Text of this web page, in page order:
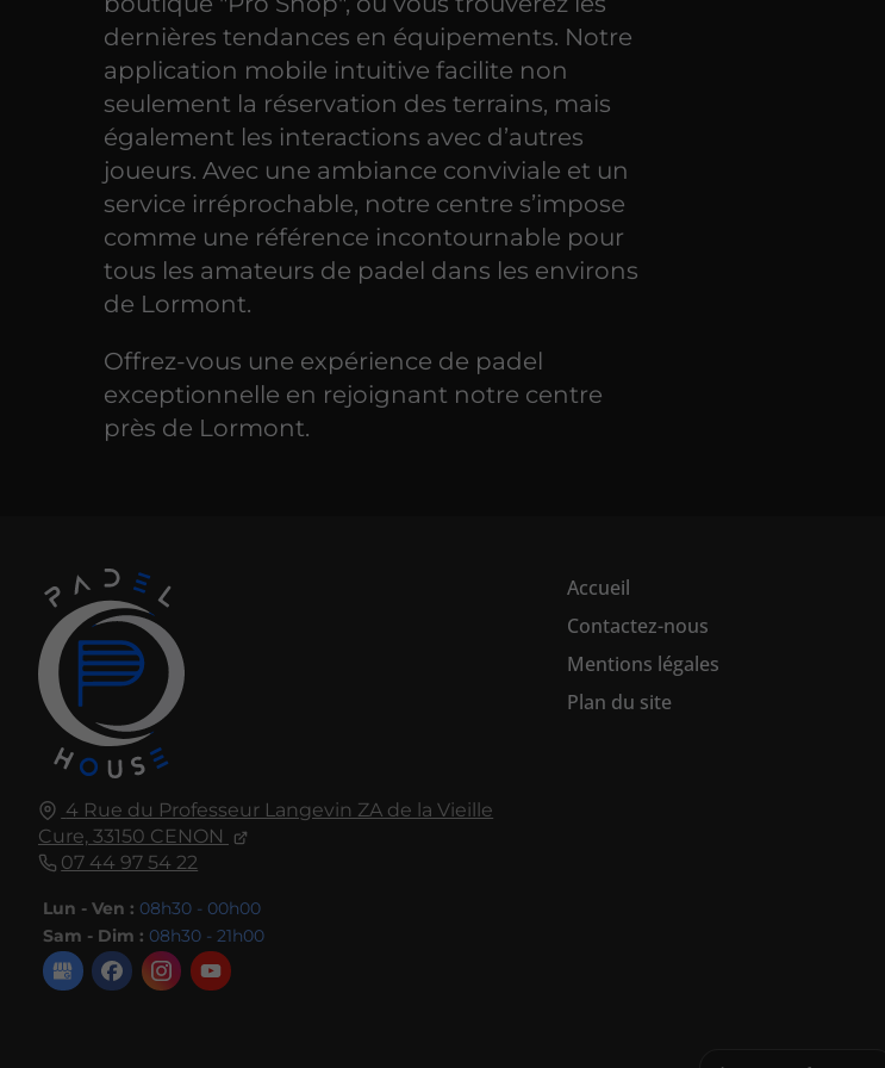
dernières tendances en équipements. Notre
application mobile intuitive facilite non
seulement la réservation des terrains, mais
également les interactions avec d’autres
joueurs. Avec une ambiance conviviale et un
service irréprochable, notre centre s’impose
comme une référence incontournable pour
tous les amateurs de padel dans les environs
de Lormont.
Offrez-vous une expérience de padel
exceptionnelle en rejoignant notre centre
près de Lormont.
4 Rue du Professeur Langevin ZA de la Vieille
Cure, 33150 CENON
07 44 97 54 22
Lun - Ven : 08h30 - 00h00
Sam - Dim : 08h30 - 21h00
Accueil
Contactez-nous
Mentions légales
Plan du site